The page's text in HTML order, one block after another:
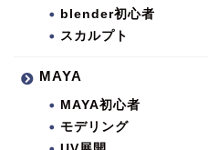
blender初心者
スカルプト
MAYA
MAYA初心者
モデリング